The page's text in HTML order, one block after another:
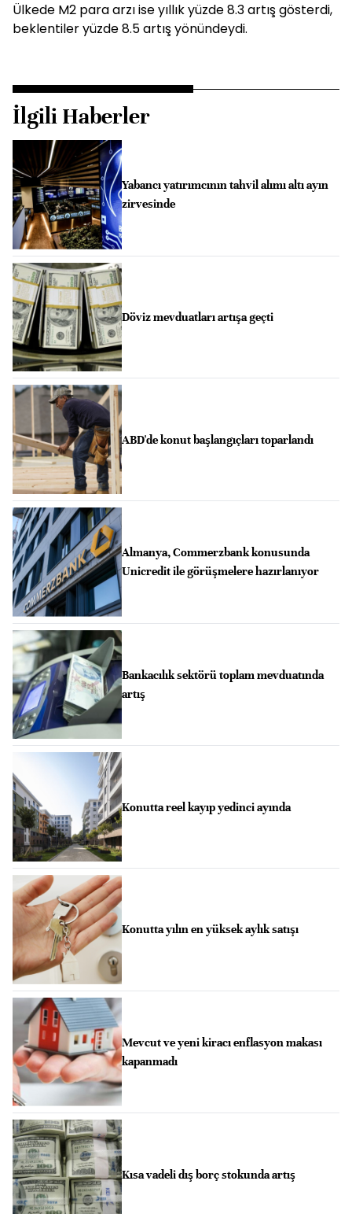
Ülkede M2 para arzı ise yıllık yüzde 8.3 artış gösterdi,
beklentiler yüzde 8.5 artış yönündeydi.
İlgili Haberler
Yabancı yatırımcının tahvil alımı altı ayın
zirvesinde
Döviz mevduatları artışa geçti
ABD'de konut başlangıçları toparlandı
Almanya, Commerzbank konusunda
Unicredit ile görüşmelere hazırlanıyor
Bankacılık sektörü toplam mevduatında
artış
Konutta reel kayıp yedinci ayında
Konutta yılın en yüksek aylık satışı
Mevcut ve yeni kiracı enflasyon makası
kapanmadı
Kısa vadeli dış borç stokunda artış